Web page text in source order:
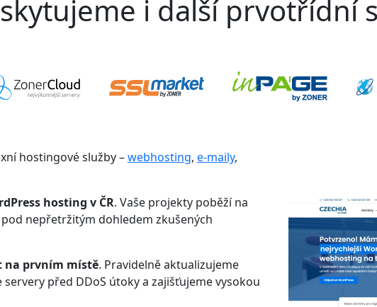
i další prvotřídní
hostingové služby –webhosting, e-maily,
hosting v ČR. Vaše projekty poběží na
nepřetržitým dohledem zkušených
na prvním místě. Pravidelně aktualizujeme
před DDoS útoky a zajišťujeme vysokou